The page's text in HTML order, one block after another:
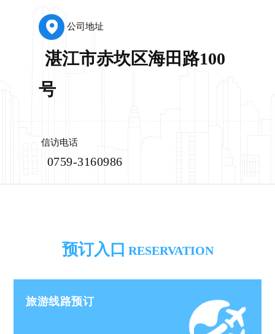
公司地址
湛江市赤坎区海田路100
号
信访电话
0759-3160986
预订入口 RESERVATION
旅游线路预订